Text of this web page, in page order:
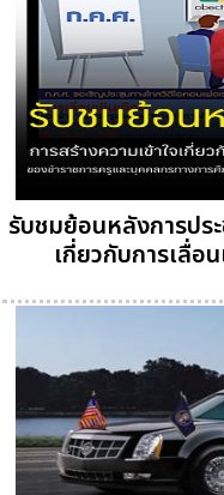
รับชมย้อนหลังการปร
เกี่ยวกับการเลื่อ